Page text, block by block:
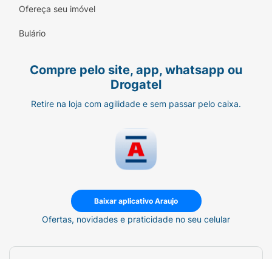
Ofereça seu imóvel
Bulário
Compre pelo site, app, whatsapp ou
Drogatel
Retire na loja com agilidade e sem passar pelo caixa.
Baixar aplicativo Araujo
Ofertas, novidades e praticidade no seu celular